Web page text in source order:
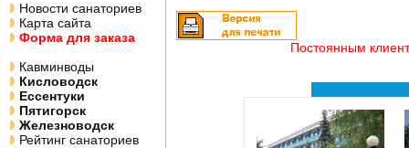
Новости санаториев
Карта сайта
Форма для заказа
Кавминводы
Кисловодск
Ессентуки
Пятигорск
Железноводск
Рейтинг санаториев
Постоянным